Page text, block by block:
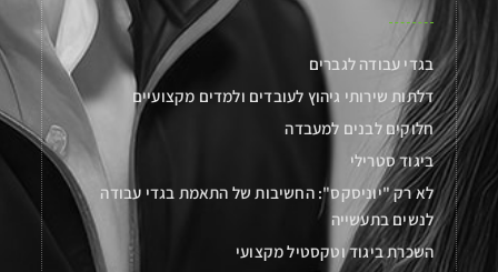
בגדי עבודה לגברים
דלתות שירותי גיהוץ לעובדים ולמדים מקצועיים
חלוקים לבנים למעבדה
ביגוד סטרילי
לא רק "יוניסקס": החשיבות של התאמת בגדי עבודה
לנשים בתעשייה
השכרת ביגוד וטקסטיל מקצועי